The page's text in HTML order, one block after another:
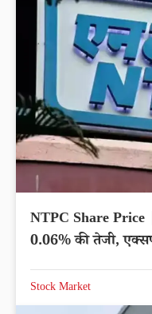
NTPC Share Price
0.06% की तेजी,
Stock Market